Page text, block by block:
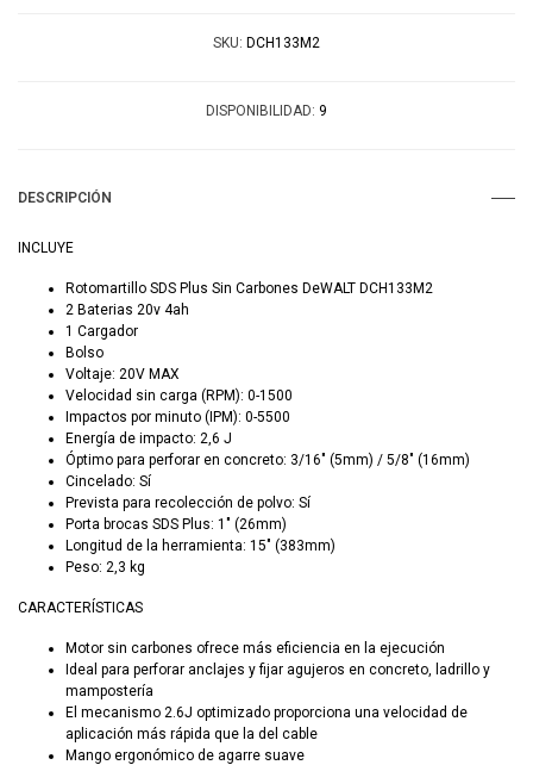
SKU: DCH133M2
DISPONIBILIDAD: 9
DESCRIPCIÓN
INCLUYE
Rotomartillo SDS Plus Sin Carbones DeWALT DCH133M2
2 Baterias 20v 4ah
1 Cargador
Bolso
Voltaje: 20V MAX
Velocidad sin carga (RPM): 0-1500
Impactos por minuto (IPM): 0-5500
Energía de impacto: 2,6 J
Óptimo para perforar en concreto: 3/16" (5mm) / 5/8" (16mm)
Cincelado: Sí
Prevista para recolección de polvo: Sí
Porta brocas SDS Plus: 1" (26mm)
Longitud de la herramienta: 15" (383mm)
Peso: 2,3 kg
CARACTERÍSTICAS
Motor sin carbones ofrece más eficiencia en la ejecución
Ideal para perforar anclajes y fijar agujeros en concreto, ladrillo y
mampostería
El mecanismo 2.6J optimizado proporciona una velocidad de
aplicación más rápida que la del cable
Mango ergonómico de agarre suave